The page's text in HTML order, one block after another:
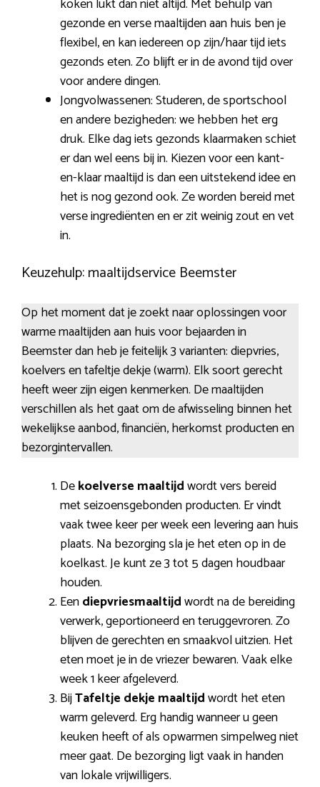
gezonde en verse maaltijden aan huis ben je
flexibel, en kan iedereen op zijn/haar tijd iets
gezonds eten. Zo blijft er in de avond tijd over
voor andere dingen.
Jongvolwassenen: Studeren, de sportschool
en andere bezigheden: we hebben het erg
druk. Elke dag iets gezonds klaarmaken schiet
er dan wel eens bij in. Kiezen voor een kant-
en-klaar maaltijd is dan een uitstekend idee en
het is nog gezond ook. Ze worden bereid met
verse ingrediënten en er zit weinig zout en vet
in.
Keuzehulp: maaltijdservice Beemster
Op het moment dat je zoekt naar oplossingen voor
warme maaltijden aan huis voor bejaarden in
Beemster dan heb je feitelijk 3 varianten: diepvries,
koelvers en tafeltje dekje (warm). Elk soort gerecht
heeft weer zijn eigen kenmerken. De maaltijden
verschillen als het gaat om de afwisseling binnen het
wekelijkse aanbod, financiën, herkomst producten en
bezorgintervallen.
Dekoelverse maaltijdwordt vers bereid
met seizoensgebonden producten. Er vindt
vaak twee keer per week een levering aan huis
plaats. Na bezorging sla je het eten op in de
koelkast. Je kunt ze 3 tot 5 dagen houdbaar
houden.
Eendiepvriesmaaltijdwordt na de bereiding
verwerk, geportioneerd en teruggevroren. Zo
blijven de gerechten en smaakvol uitzien. Het
eten moet je in de vriezer bewaren. Vaak elke
week 1 keer afgeleverd.
BijTafeltje dekje maaltijdwordt het eten
warm geleverd. Erg handig wanneer u geen
keuken heeft of als opwarmen simpelweg niet
meer gaat. De bezorging ligt vaak in handen
van lokale vrijwilligers.